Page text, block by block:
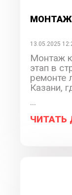
МОНТАЖ
13.05.2025
Монтаж
этап в
ремонте
Казани,
...
ЧИТАТЬ